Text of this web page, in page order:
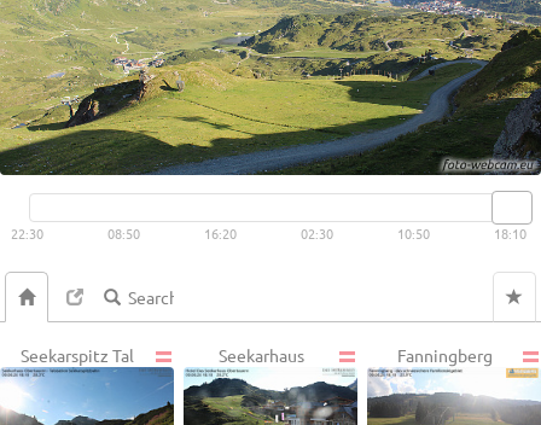
Live video available → View
22:30 08:50 16:20 02:30 10:50 18:10
Seekarspitz Tal Seekarhaus Fanningberg